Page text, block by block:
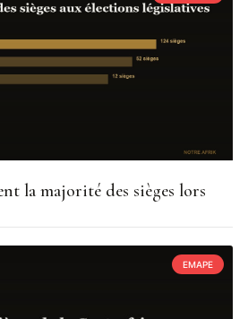
la majorité des sièges lors
EMAPE